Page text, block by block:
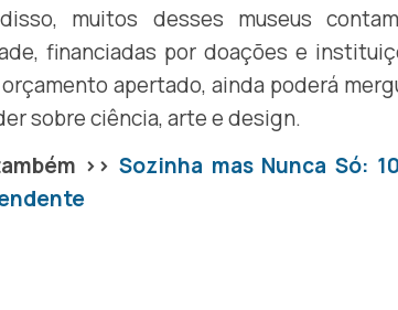
muitos desses museus
financiadas por doações e
apertado, ainda poderá
sobre ciência, arte e design.
>>Sozinha mas Nunca Só: